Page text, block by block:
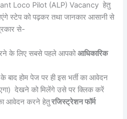
Loco Pilot (ALP) Vacancy हेतु
स्टेप को पढ़कर तथा जानकार आसानी से
से-
के लिए सबसे पहले आपकोआधिकारिक
होम पेज पर ही इस भर्ती का आवेदन
देखने को मिलेंगे उसे पर क्लिक करें
आवेदन करने हेतुरजिस्ट्रेशन फॉर्म